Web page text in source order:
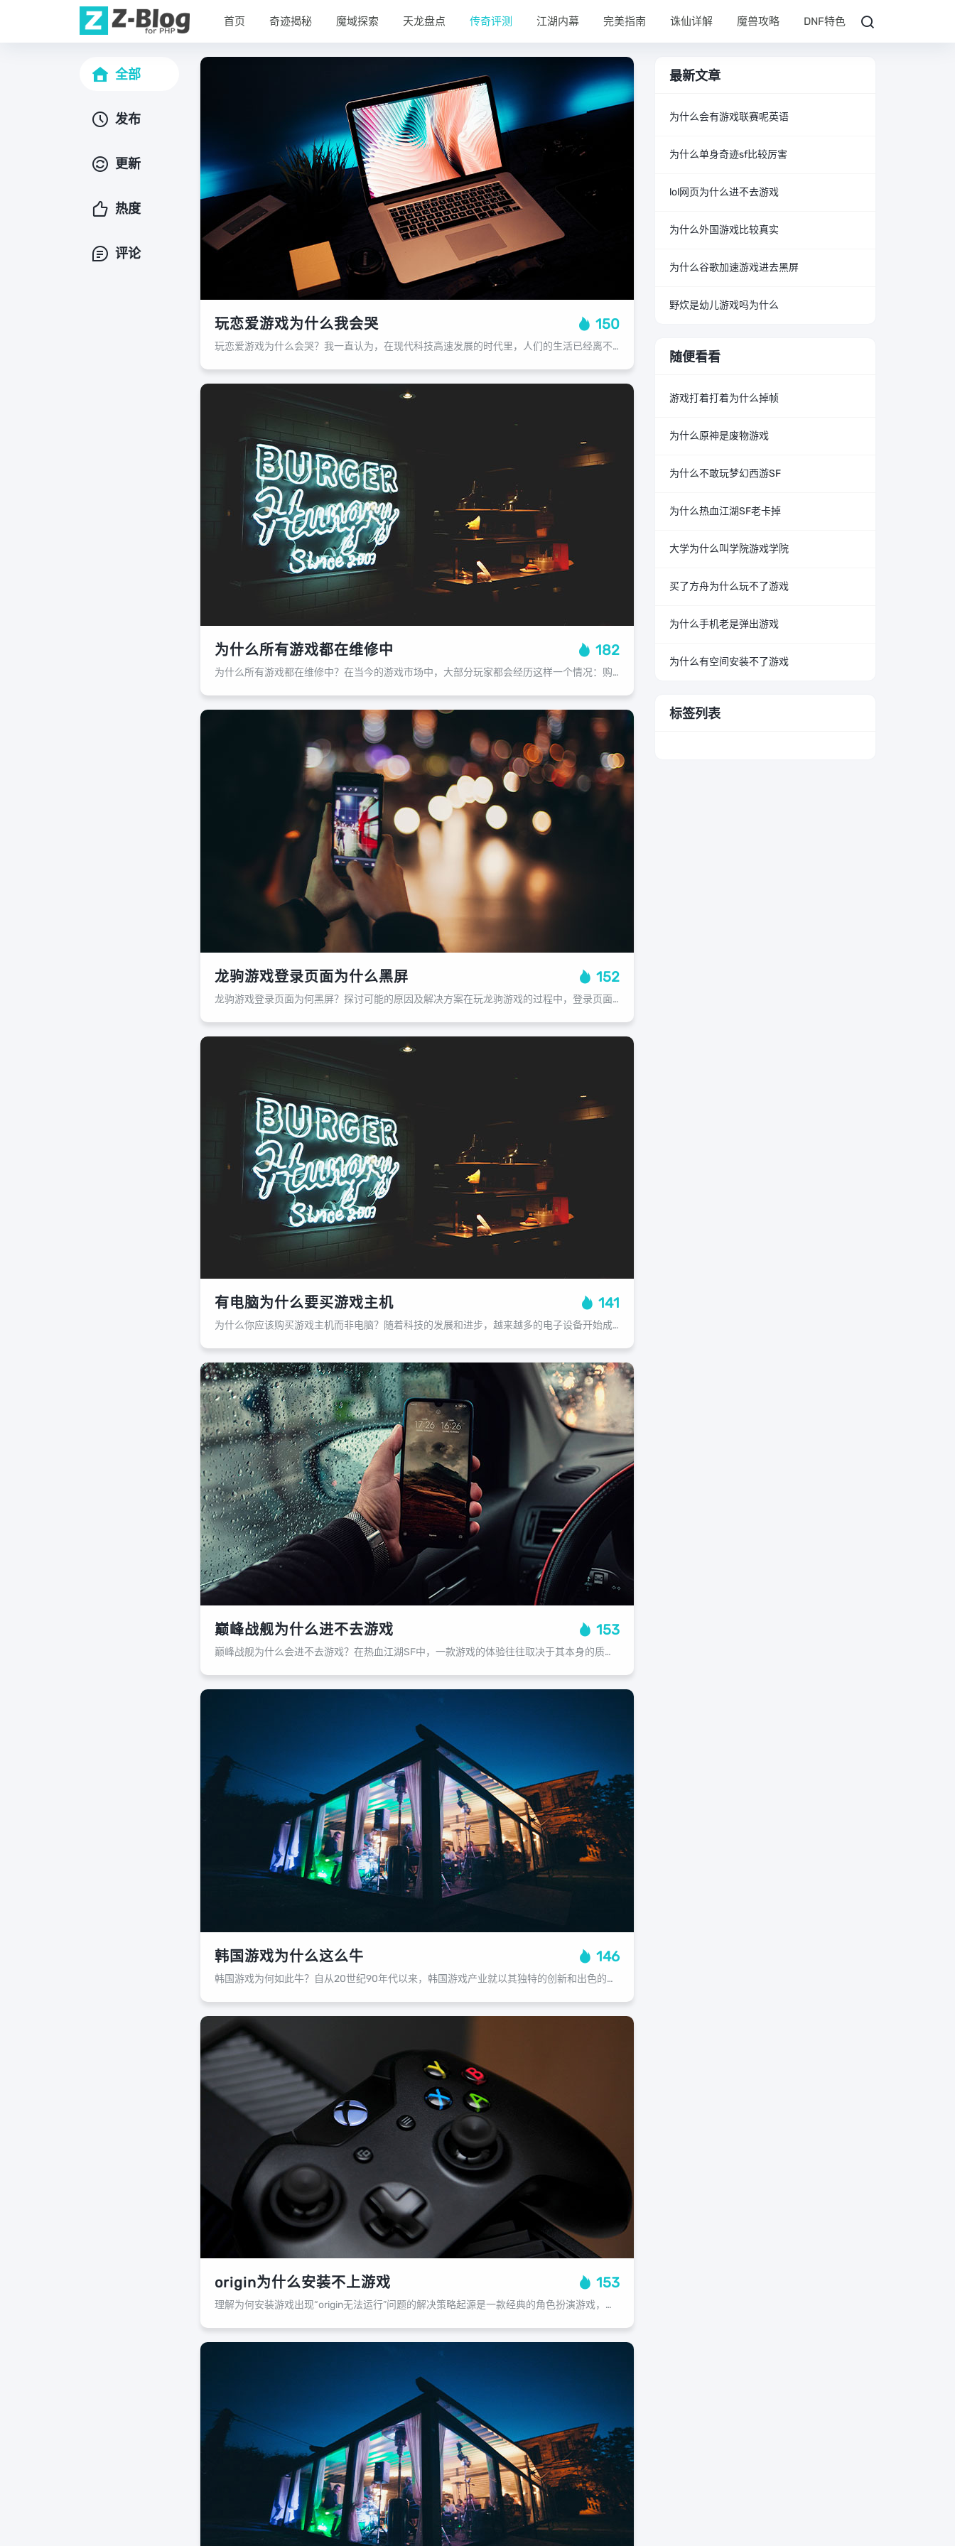
首页 奇迹揭秘 魔域探索 天龙盘点 传奇评测 江湖内幕 完美指南 诛仙详解 魔兽攻略 DNF特色
玩恋爱游戏为什么我会哭 150
玩恋爱游戏为什么会哭？我一直认为，在现代科技高速发展的时代里，人们的生活已经离不开手机、电脑和互联网，而在这个信息爆炸的时代里，恋爱游戏更是成为了许多年轻人的娱乐首选，我却发现，在玩恋爱游戏中哭泣的人却不少，这究竟是为什么呢...
为什么所有游戏都在维修中 182
为什么所有游戏都在维修中？在当今的游戏市场中，大部分玩家都会经历这样一个情况：购买一个新游戏后，却发现它存在一些问题，不论是操作上的问题，还是游戏本身存在的bug，这些问题都可能对玩家的游戏体验造成严重影响，在这种情况下，玩...
龙驹游戏登录页面为什么黑屏 152
龙驹游戏登录页面为何黑屏？探讨可能的原因及解决方案在玩龙驹游戏的过程中，登录页面突然黑屏，可能会让我们感到非常困扰，这种情况可能是由多种原因造成的，我们需要仔细分析和解决，本文将就这个问题进行深入探讨，我们可以排除网络问题，...
有电脑为什么要买游戏主机 141
为什么你应该购买游戏主机而非电脑？随着科技的发展和进步，越来越多的电子设备开始成为我们生活的一部分，而在这个过程中，我们发现了一个有趣的现象：在我们的日常生活中，许多人都需要一台或多台电脑，在这个信息爆炸的时代，为何很多人仍...
巅峰战舰为什么进不去游戏 153
巅峰战舰为什么会进不去游戏？在热血江湖SF中，一款游戏的体验往往取决于其本身的质量、性能以及玩家的技术水平，在众多热门游戏之中，有一些玩家反映他们的巅峰战舰无法正常进入游戏，这究竟是怎么回事呢？今天我们就来分析一下这个问题，...
韩国游戏为什么这么牛 146
韩国游戏为何如此牛？自从20世纪90年代以来，韩国游戏产业就以其独特的创新和出色的表现在全球范围内赢得了无数粉丝的喜爱，从《星际争霸》、《地下城与勇士》到《奇迹SF》，这些游戏在海外都有着巨大的影响力，成为了韩流文化的重要载...
origin为什么安装不上游戏 153
理解为何安装游戏出现“origin无法运行”问题的解决策略起源是一款经典的角色扮演游戏，它深受玩家的喜爱，有些玩家在尝试安装起源时遇到了“origin无法运行”的问题，这可能是因为多种原因导致的，以下是一些可能的原因和解决方...
全部
发布
更新
热度
评论
最新文章
为什么会有游戏联赛呢英语
为什么单身奇迹sf比较厉害
lol网页为什么进不去游戏
为什么外国游戏比较真实
为什么谷歌加速游戏进去黑屏
野炊是幼儿游戏吗为什么
随便看看
游戏打着打着为什么掉帧
为什么原神是废物游戏
为什么不敢玩梦幻西游SF
为什么热血江湖SF老卡掉
大学为什么叫学院游戏学院
买了方舟为什么玩不了游戏
为什么手机老是弹出游戏
为什么有空间安装不了游戏
标签列表